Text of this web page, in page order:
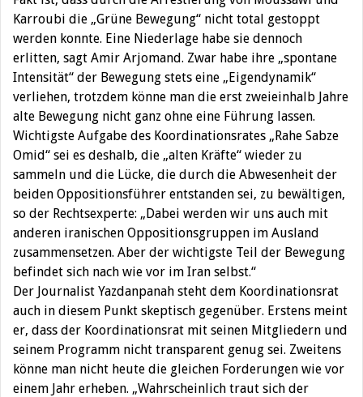
Karroubi die „Grüne Bewegung“ nicht total gestoppt
werden konnte. Eine Niederlage habe sie dennoch
erlitten, sagt Amir Arjomand. Zwar habe ihre „spontane
Intensität“ der Bewegung stets eine „Eigendynamik“
verliehen, trotzdem könne man die erst zweieinhalb Jahre
alte Bewegung nicht ganz ohne eine Führung lassen.
Wichtigste Aufgabe des Koordinationsrates „Rahe Sabze
Omid“ sei es deshalb, die „alten Kräfte“ wieder zu
sammeln und die Lücke, die durch die Abwesenheit der
beiden Oppositionsführer entstanden sei, zu bewältigen,
so der Rechtsexperte: „Dabei werden wir uns auch mit
anderen iranischen Oppositionsgruppen im Ausland
zusammensetzen. Aber der wichtigste Teil der Bewegung
befindet sich nach wie vor im Iran selbst.“
Der Journalist Yazdanpanah steht dem Koordinationsrat
auch in diesem Punkt skeptisch gegenüber. Erstens meint
er, dass der Koordinationsrat mit seinen Mitgliedern und
seinem Programm nicht transparent genug sei. Zweitens
könne man nicht heute die gleichen Forderungen wie vor
einem Jahr erheben. „Wahrscheinlich traut sich der